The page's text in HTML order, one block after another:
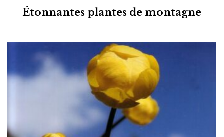
Étonnantes plantes de montagne